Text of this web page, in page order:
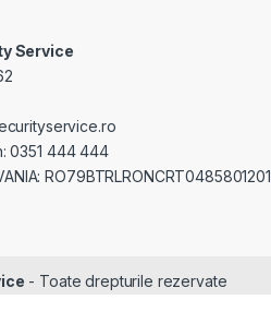
Service
0351 444 444
RO79BTRLRONCRT0485801201
- Toate drepturile rezervate